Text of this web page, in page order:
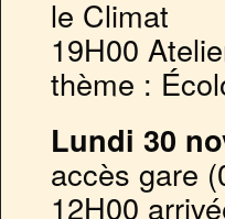
le Climat
19H00
thème :
Lundi 30
accès gare
12H00